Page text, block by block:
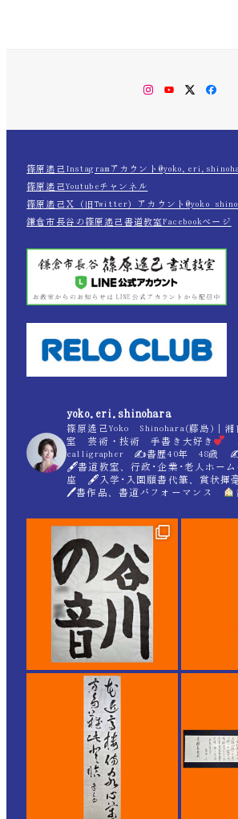
Instagram
YouTubeTwitter
篠原遙己Instagramアカウント
篠原遙己Youtubeチャンネル
篠原遙己Ｘ（旧Twitter）アカウント
鎌倉市長谷の篠原遙己書道教室Facebookページ
yoko.eri.shinohara
篠原遙己Yoko Shinohara(藤島)｜湘
室 芸術・技術 手書き大好き
calligrapher ✍書歴40年 48歳
🖋書道教室、行政･企業･老人ホーム
座 🖋入学･入園願書代筆、賞状揮
🖊書作品、書道パフォーマンス